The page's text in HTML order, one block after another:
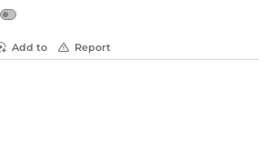
Add to Report